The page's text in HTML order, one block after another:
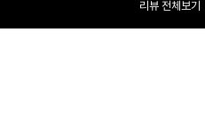
리뷰 전체보기